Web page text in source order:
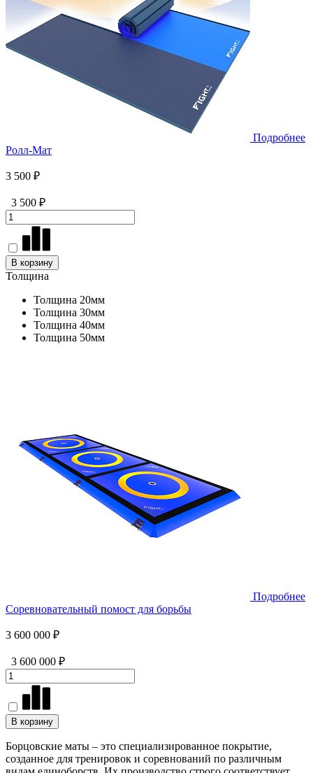
Подробнее
Ролл-Мат
3 500 ₽
3 500 ₽
В корзину
Толщина
Толщина 20мм
Толщина 30мм
Толщина 40мм
Толщина 50мм
Подробнее
Соревновательный помост для борьбы
3 600 000 ₽
3 600 000 ₽
В корзину
Борцовские маты – это специализированное покрытие,
созданное для тренировок и соревнований по различным